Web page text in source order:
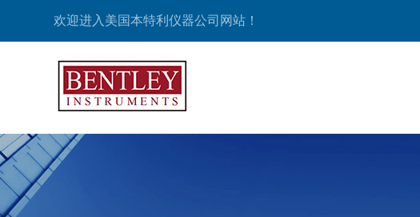
欢迎进入美国本特利仪器公司网站！